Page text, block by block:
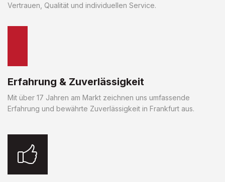
Vertrauen, Qualität und individuellen Service.
Erfahrung & Zuverlässigkeit
Mit über 17 Jahren am Markt zeichnen uns umfassende
Erfahrung und bewährte Zuverlässigkeit in Frankfurt aus.